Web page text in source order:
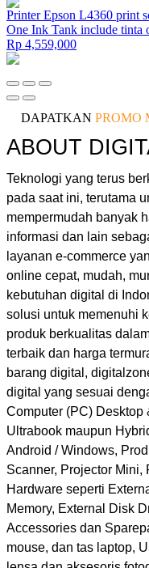
Printer Epson L4360 print
One Ink Tank include tinta
Rp 4,559,000
DAPATKAN PROMO
ABOUT
Teknologi yang terus
pada saat ini, terutama
mempermudah banyak
informasi dan lain
layanan e-commerce
online cepat, mudah,
kebutuhan digital di
solusi untuk memenuhi
produk berkualitas
terbaik dan harga
barang digital,
digital yang sesuai
Computer (PC) Desktop
Ultrabook maupun
Android / Windows,
Scanner, Projector Mini,
Hardware seperti
Memory, External Disk
Accessories dan
mouse, dan tas laptop,